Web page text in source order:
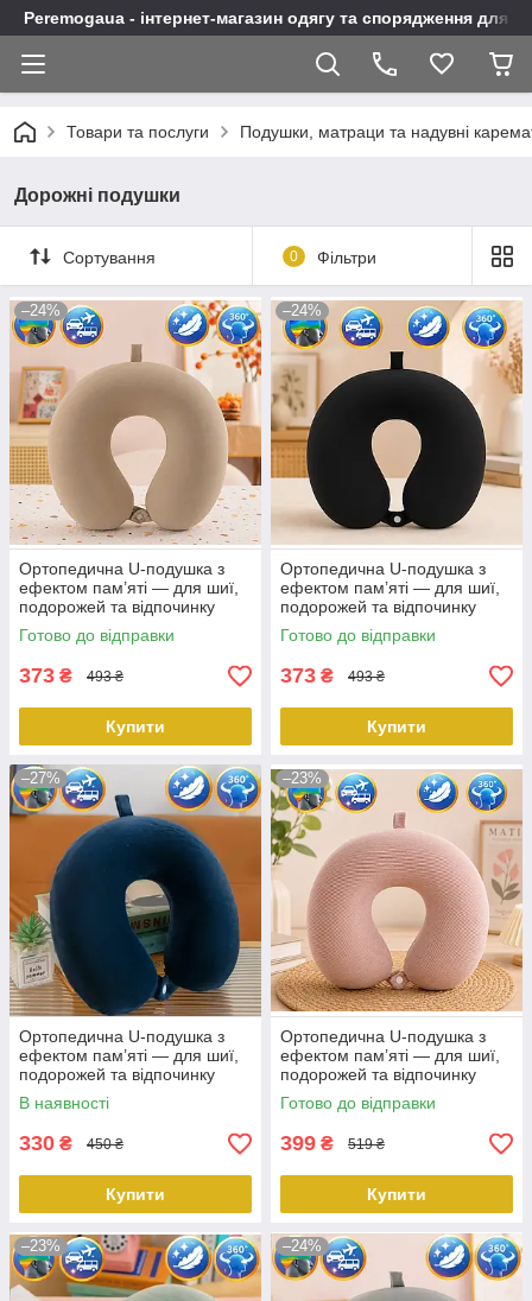
Peremogaua - інтернет-магазин одягу та спорядження для
Товари та послуги Подушки, матраци та надувні
Дорожні подушки
Сортування 0 Фільтри
–24%
Ортопедична U-подушка з
ефектом пам’яті — для шиї,
подорожей та відпочинку
360° бежевий KT8002744
PeremogaUA
Готово до відправки
373 ₴ 493 ₴
Купити
–24%
Ортопедична U-подушка з
ефектом пам’яті — для шиї,
подорожей та відпочинку
360° чорний KT8002743
PeremogaUA
Готово до відправки
373 ₴ 493 ₴
Купити
–27%
Ортопедична U-подушка з
ефектом пам’яті — для шиї,
подорожей та відпочинку
360° темно-синя KT8002701
PeremogaUA
В наявності
330 ₴ 450 ₴
Купити
–23%
Ортопедична U-подушка з
ефектом пам’яті — для шиї,
подорожей та відпочинку
360° рожева KT8002719
PeremogaUA
Готово до відправки
399 ₴ 519 ₴
Купити
–23% –24%